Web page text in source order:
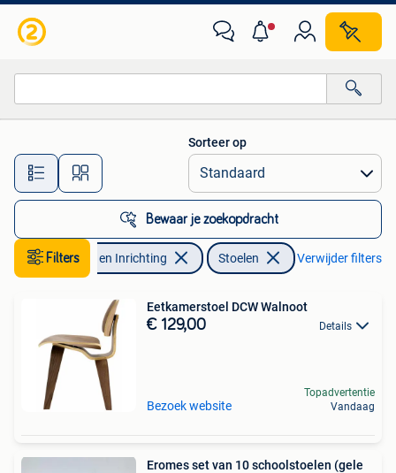
Alle afstanden…
Sorteer op
Bewaar je zoekopdracht
FiltersHuis en Inrichting Stoelen Verwijder filters
Eetkamerstoel DCW Walnoot
€ 129,00 Details
Bezoek website
Topadvertentie
Vandaag
Eromes set van 10 schoolstoelen (gele